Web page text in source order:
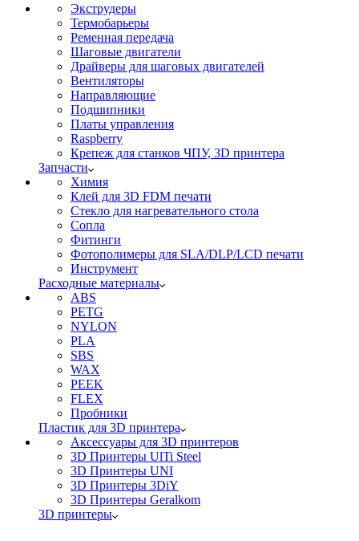
Экструдеры
Термобарьеры
Ременная передача
Шаговые двигатели
Драйверы для шаговых двигателей
Вентиляторы
Направляющие
Подшипники
Платы управления
Raspberry
Крепеж для станков ЧПУ, 3D принтера
Запчасти
Химия
Клей для 3D FDM печати
Стекло для нагревательного стола
Сопла
Фитинги
Фотополимеры для SLA/DLP/LCD печати
Инструмент
Расходные материалы
ABS
PETG
NYLON
PLA
SBS
WAX
PEEK
FLEX
Пробники
Пластик для 3D принтера
Аксессуары для 3D принтеров
3D Принтеры UlTi Steel
3D Принтеры UNI
3D Принтеры 3DiY
3D Принтеры Geralkom
3D принтеры